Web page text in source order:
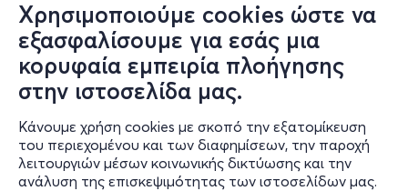
Χρησιμοποιούμε cookies ώστε να
εξασφαλίσουμε για εσάς μια
κορυφαία εμπειρία πλοήγησης
στην ιστοσελίδα μας.
Κάνουμε χρήση cookies με σκοπό την εξατομίκευση
του περιεχομένου και των διαφημίσεων, την παροχή
λειτουργιών μέσων κοινωνικής δικτύωσης και την
ανάλυση της επισκεψιμότητας των ιστοσελίδων μας.
Πληροφορίες
Υποστήριξη
Stay Connected